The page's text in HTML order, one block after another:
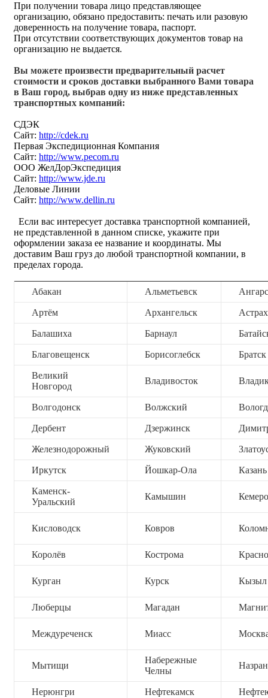
При получении товара лицо представляющее
организацию, обязано предоставить: печать или разовую
доверенность на получение товара, паспорт.
При отсутствии соответствующих документов товар на
организацию не выдается.
Вы можете произвести предварительный расчет
стоимости и сроков доставки выбранного Вами товара
в Ваш город, выбрав одну из ниже представленных
транспортных компаний:
СДЭК
Сайт: http://cdek.ru
Первая Экспедиционная Компания
Сайт: http://www.pecom.ru
ООО ЖелДорЭкспедиция
Сайт: http://www.jde.ru
Деловые Линии
Сайт: http://www.dellin.ru
Если вас интересует доставка транспортной компанией,
не представленной в данном списке, укажите при
оформлении заказа ее название и координаты. Мы
доставим Ваш груз до любой транспортной компании, в
пределах города.
Абакан Альметьевск
Артём Архангельск
Балашиха Барнаул
Благовещенск Борисоглебск Братск
Великий
Новгород
Владивосток
Волгодонск Волжский
Дербент Дзержинск
Железнодорожный Жуковский
Иркутск Йошкар-Ола Казань
Каменск-
Уральский
Камышин
Кисловодск Ковров
Королёв Кострома
Курган Курск Кызыл
Люберцы Магадан
Междуреченск Миасс
Мытищи
Набережные
Челны
Нерюнгри Нефтекамск